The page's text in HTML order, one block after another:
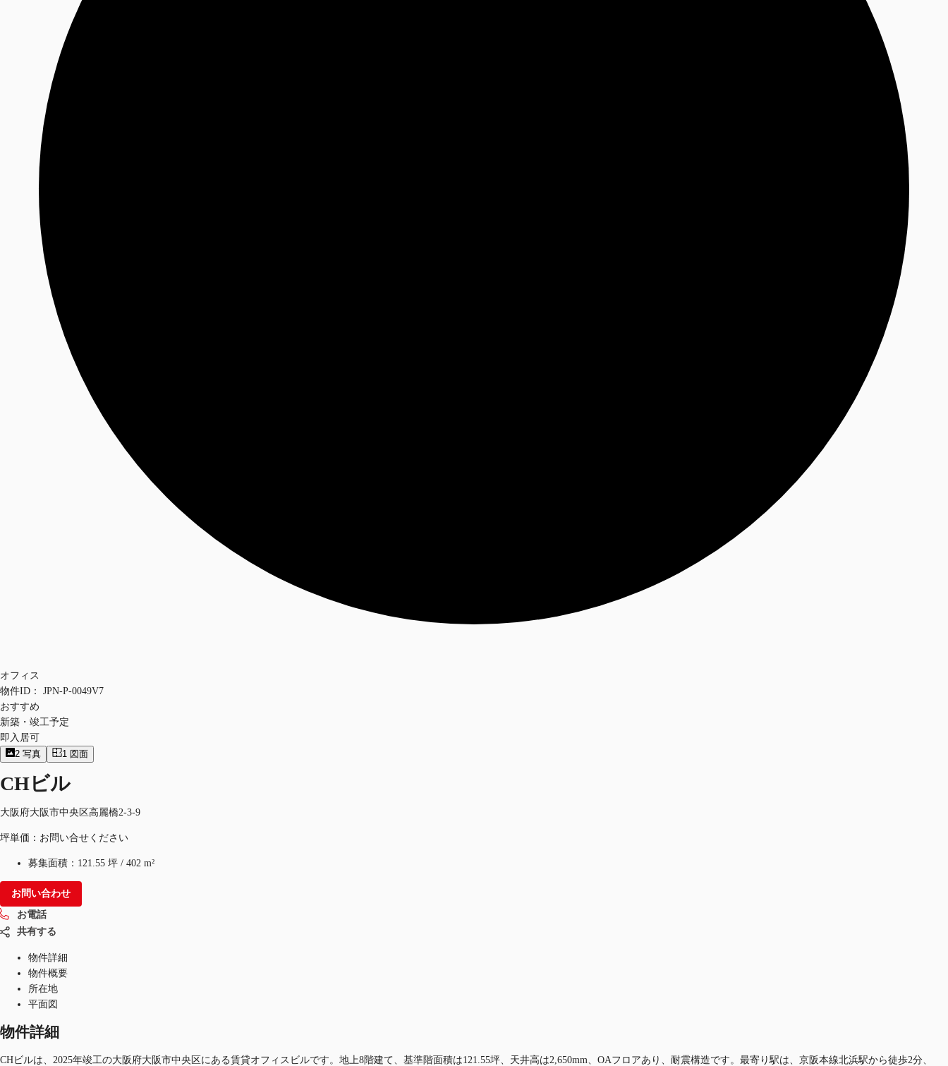
オフィス
物件ID：
JPN-P-0049V7
おすすめ
新築・竣工予定
即入居可
2 写真 1 図面
CHビル
大阪府大阪市中央区高麗橋2-3-9
坪単価：お問い合せください
募集面積： 121.55 坪 / 402 m²
お問い合わせ
お電話
共有する
物件詳細
物件概要
所在地
平面図
物件詳細
CHビルは、2025年竣工の大阪府大阪市中央区にある賃貸オフィスビルです。地上8階建て、基準階面積は121.55坪、天井高は2,650mm、OAフロアあり、耐震構造です。最寄り駅は、京阪本線北浜駅から徒歩2分、